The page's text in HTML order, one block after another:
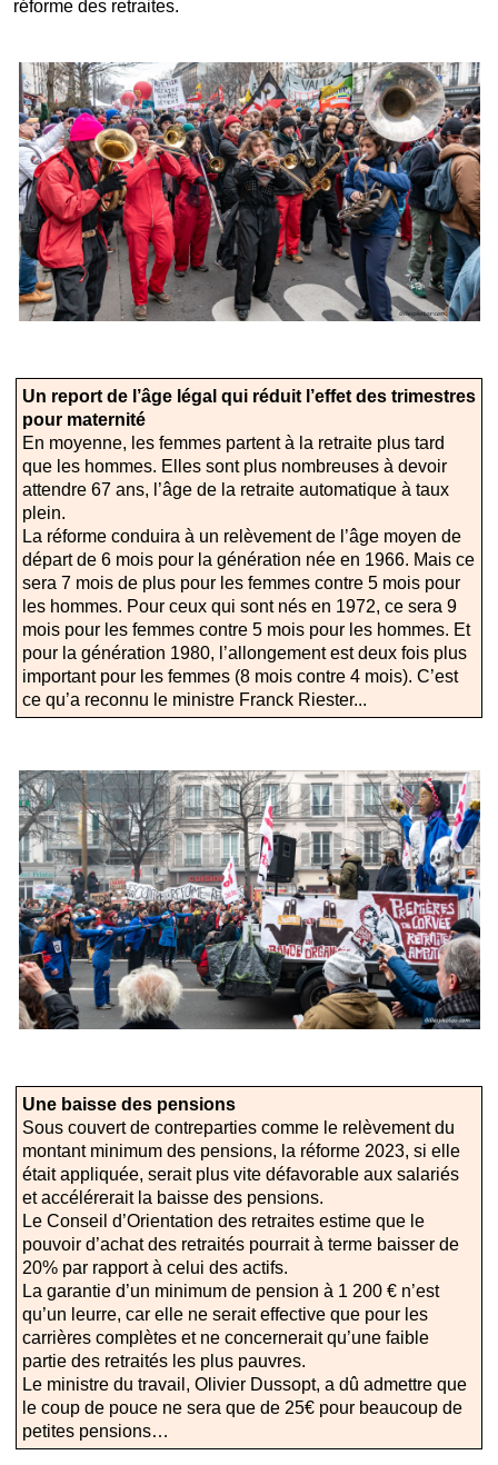
réforme des retraites.
Un report de l’âge légal qui réduit l’effet des trimestres
pour maternité
En moyenne, les femmes partent à la retraite plus tard
que les hommes. Elles sont plus nombreuses à devoir
attendre 67 ans, l’âge de la retraite automatique à taux
plein.
La réforme conduira à un relèvement de l’âge moyen de
départ de 6 mois pour la génération née en 1966. Mais ce
sera 7 mois de plus pour les femmes contre 5 mois pour
les hommes. Pour ceux qui sont nés en 1972, ce sera 9
mois pour les femmes contre 5 mois pour les hommes. Et
pour la génération 1980, l’allongement est deux fois plus
important pour les femmes (8 mois contre 4 mois). C’est
ce qu’a reconnu le ministre Franck Riester...
Une baisse des pensions
Sous couvert de contreparties comme le relèvement du
montant minimum des pensions, la réforme 2023, si elle
était appliquée, serait plus vite défavorable aux salariés
et accélérerait la baisse des pensions.
Le Conseil d’Orientation des retraites estime que le
pouvoir d’achat des retraités pourrait à terme baisser de
20% par rapport à celui des actifs.
La garantie d’un minimum de pension à 1 200 € n’est
qu’un leurre, car elle ne serait effective que pour les
carrières complètes et ne concernerait qu’une faible
partie des retraités les plus pauvres.
Le ministre du travail, Olivier Dussopt, a dû admettre que
le coup de pouce ne sera que de 25€ pour beaucoup de
petites pensions…